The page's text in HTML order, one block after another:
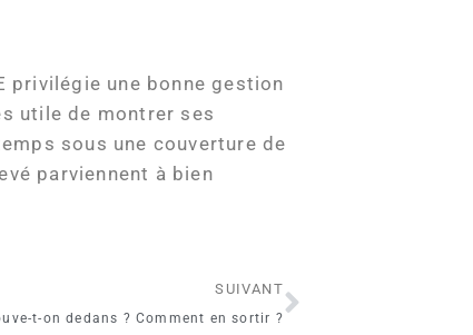
privilégie une bonne gestion
utile de montrer ses
sous une couverture de
parviennent à bien
SUIVANT
t-on dedans ? Comment en sortir ?
Suivant